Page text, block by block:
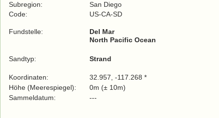
Subregion:
San Diego
Code:
US-CA-SD
Fundstelle:
Del Mar
North Pacific Ocean
Sandtyp: Strand
Koordinaten:
32.957, -117.268 *
Höhe (Meerespiegel):
0m (± 10m)
Sammeldatum:
---